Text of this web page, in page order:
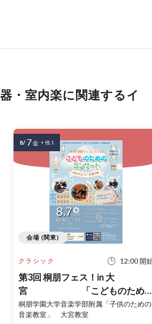
・室内楽に関連するイ
クラシック 12:00 開
第3回 桐朋フェス！in 大
宮 「こどものため
コンサート」〜出かけよう！音
の旅〜
桐朋学園大学音楽学部附属「子供のための
音楽教室」 大宮教室
会場 (関東)
8/ 7金 + 他 1